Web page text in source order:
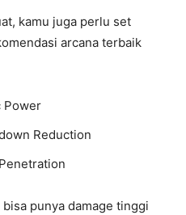
kamu juga perlu set
arcana terbaik
Power
Reduction
punya damage tinggi